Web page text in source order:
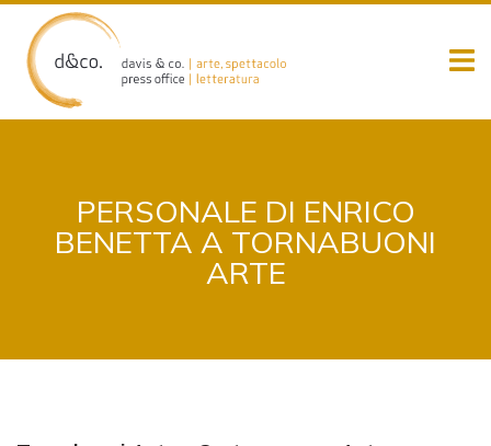
content
PERSONALE DI ENRICO
BENETTA A TORNABUONI
ARTE